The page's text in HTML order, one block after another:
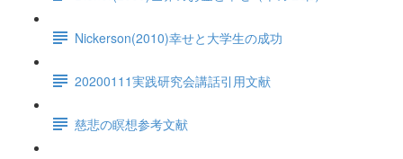
Nickerson(2010)幸せと大学生の成功
20200111実践研究会講話引用文献
慈悲の瞑想参考文献